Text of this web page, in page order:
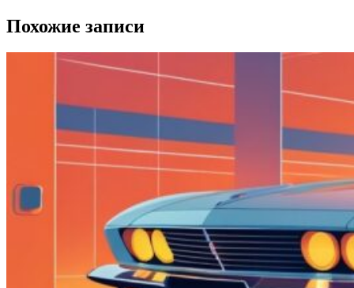
Похожие записи